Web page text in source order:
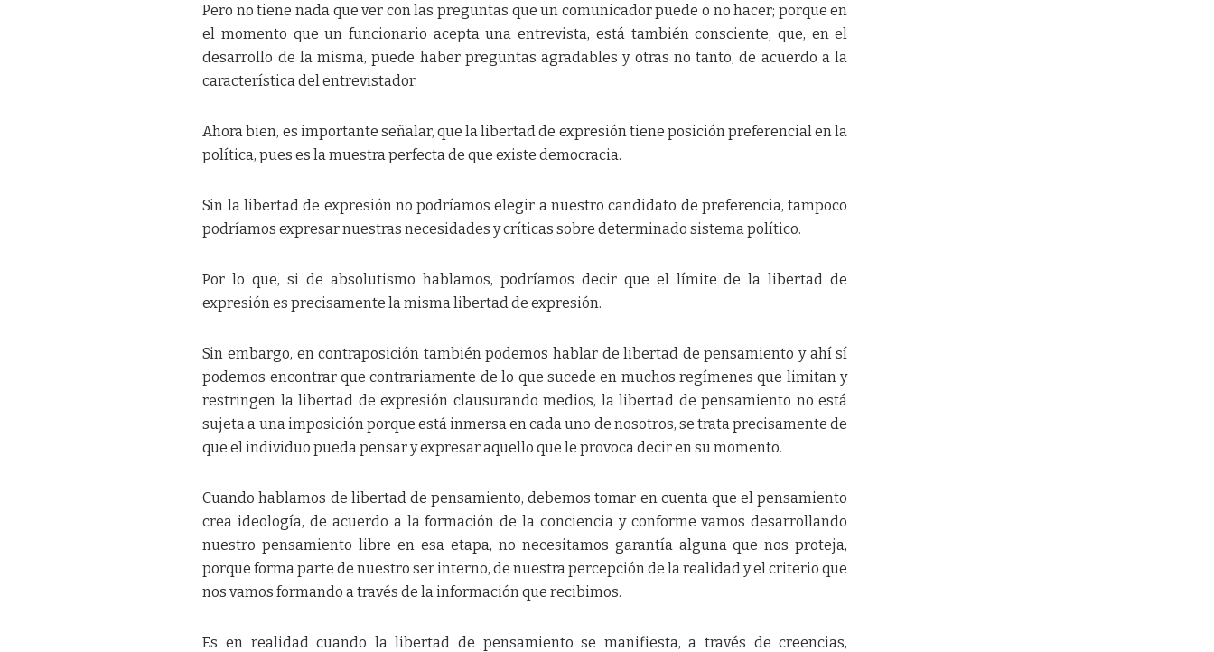
Pero no tiene nada que ver con las preguntas que un comunicador puede o no hacer; porque en
el momento que un funcionario acepta una entrevista, está también consciente, que, en el
desarrollo de la misma, puede haber preguntas agradables y otras no tanto, de acuerdo a la
característica del entrevistador.
Ahora bien, es importante señalar, que la libertad de expresión tiene posición preferencial en la
política, pues es la muestra perfecta de que existe democracia.
Sin la libertad de expresión no podríamos elegir a nuestro candidato de preferencia, tampoco
podríamos expresar nuestras necesidades y críticas sobre determinado sistema político.
Por lo que, si de absolutismo hablamos, podríamos decir que el límite de la libertad de
expresión es precisamente la misma libertad de expresión.
Sin embargo, en contraposición también podemos hablar de libertad de pensamiento y ahí sí
podemos encontrar que contrariamente de lo que sucede en muchos regímenes que limitan y
restringen la libertad de expresión clausurando medios, la libertad de pensamiento no está
sujeta a una imposición porque está inmersa en cada uno de nosotros, se trata precisamente de
que el individuo pueda pensar y expresar aquello que le provoca decir en su momento.
Cuando hablamos de libertad de pensamiento, debemos tomar en cuenta que el pensamiento
crea ideología, de acuerdo a la formación de la conciencia y conforme vamos desarrollando
nuestro pensamiento libre en esa etapa, no necesitamos garantía alguna que nos proteja,
porque forma parte de nuestro ser interno, de nuestra percepción de la realidad y el criterio que
nos vamos formando a través de la información que recibimos.
Es en realidad cuando la libertad de pensamiento se manifiesta, a través de creencias,